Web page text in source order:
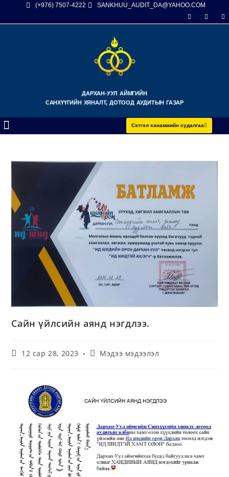
(+976) 7507-4222 SANKHUU_AUDIT_DA@YAHOO.COM
ДАРХАН-УУЛ АЙМГИЙН
САНХҮҮГИЙН ХЯНАЛТ, ДОТООД АУДИТЫН ГАЗАР
Сэтгэл ханамжийн судалгаа
Сайн үйлсийн аянд нэгдлээ.
12 сар 28, 2023 Мэдээ мэдээлэл